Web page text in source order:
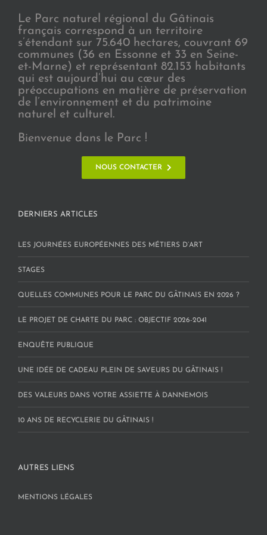
Le Parc naturel régional du Gâtinais
français correspond à un territoire
s’étendant sur 75.640 hectares, couvrant 69
communes (36 en Essonne et 33 en Seine-
et-Marne) et représentant 82.153 habitants
qui est aujourd’hui au cœur des
préoccupations en matière de préservation
de l’environnement et du patrimoine
naturel et culturel.
Bienvenue dans le Parc !
NOUS CONTACTER
DERNIERS ARTICLES
LES JOURNÉES EUROPÉENNES DES MÉTIERS D’ART
STAGES
QUELLES COMMUNES POUR LE PARC DU GÂTINAIS EN 2026 ?
LE PROJET DE CHARTE DU PARC : OBJECTIF 2026-2041
ENQUÊTE PUBLIQUE
UNE IDÉE DE CADEAU PLEIN DE SAVEURS DU GÂTINAIS !
DES VALEURS DANS VOTRE ASSIETTE À DANNEMOIS
10 ANS DE RECYCLERIE DU GÂTINAIS !
AUTRES LIENS
MENTIONS LÉGALES